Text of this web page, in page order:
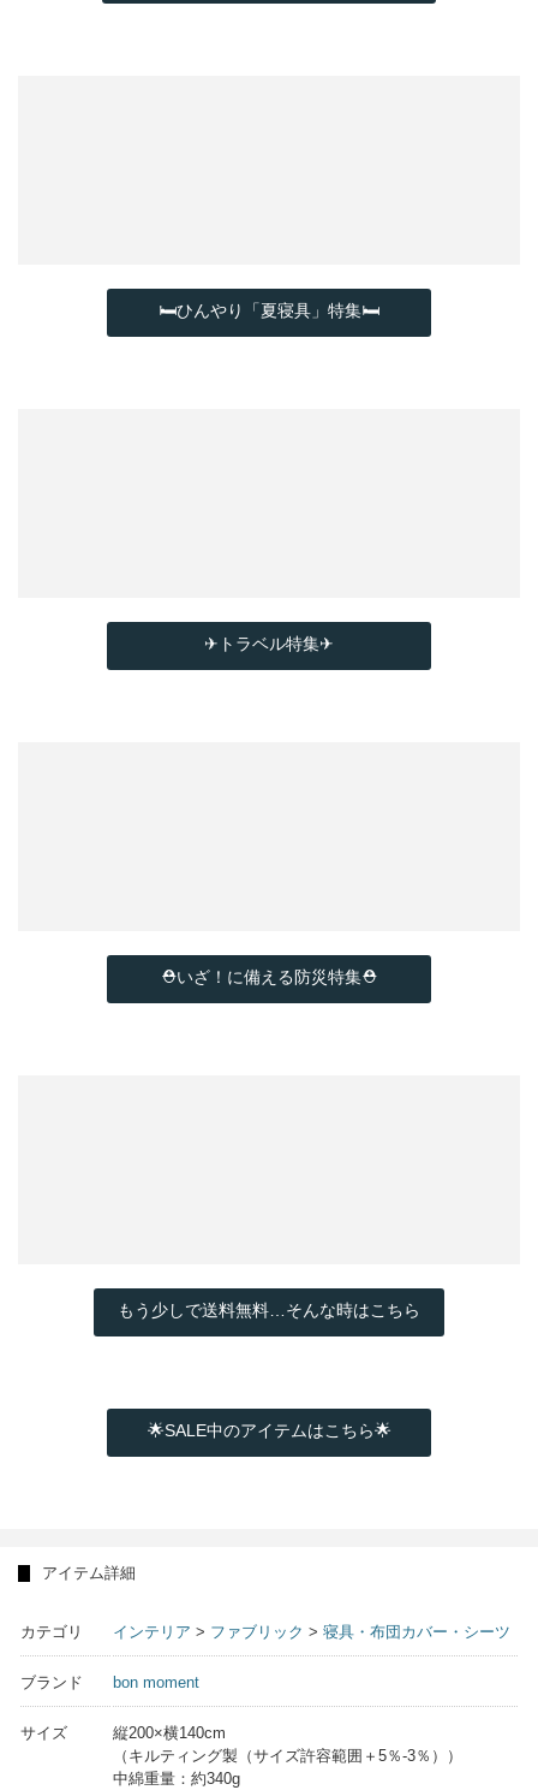
🛏ひんやり「夏寝具」特集🛏
✈トラベル特集✈
⛑いざ！に備える防災特集⛑
もう少しで送料無料…そんな時はこちら
🌟SALE中のアイテムはこちら🌟
アイテム詳細
カテゴリ インテリア > ファブリック > 寝具・布団カバー・シーツ
ブランド bon moment
サイズ
縦200×横140cm
（キルティング製（サイズ許容範囲＋5％-3％））
中綿重量：約340g